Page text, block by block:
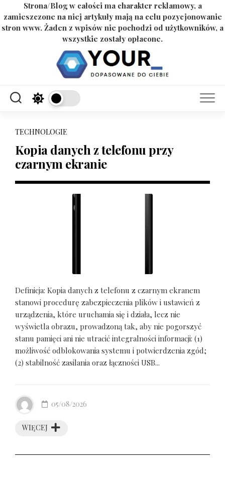
Strona/Blog w całości ma charakter reklamowy, a
zamieszczone na niej artykuły mają na celu pozycjonowanie
stron www. Żaden z wpisów nie pochodzi od użytkowników, a
wszystkie zostały opłacone.
TECHNOLOGIE
Kopia danych z telefonu przy
czarnym ekranie
Definicja: Kopia danych z telefonu z czarnym ekranem
stanowi procedurę zabezpieczenia plików i ustawień z
urządzenia, które uruchamia się i działa, lecz nie
wyświetla obrazu, prowadzoną tak, aby nie pogorszyć
stanu pamięci ani nie utracić integralności informacji: (1)
możliwość odblokowania systemu i potwierdzenia zgód;
(2) stabilność zasilania oraz łączności USB...
WIĘCEJ
05/08/2026